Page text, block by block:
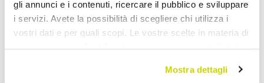
gli annunci e i contenuti, ricercare il pubblico e sviluppare
i servizi. Avete la possibilità di scegliere chi utilizza i
vostri dati e per quali scopi. Le vostre scelte in materia di
modificare o revocare il proprio consenso in qualsiasi
Mostra dettagli